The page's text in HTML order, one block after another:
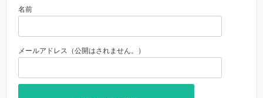
名前
メールアドレス（公開はされません。）